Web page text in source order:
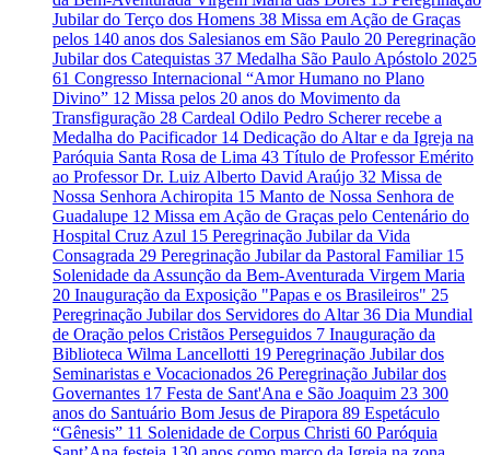
Jubilar do Terço dos Homens 38 Missa em Ação de Graças
pelos 140 anos dos Salesianos em São Paulo 20 Peregrinação
Jubilar dos Catequistas 37 Medalha São Paulo Apóstolo 2025
61 Congresso Internacional “Amor Humano no Plano
Divino” 12 Missa pelos 20 anos do Movimento da
Transfiguração 28 Cardeal Odilo Pedro Scherer recebe a
Medalha do Pacificador 14 Dedicação do Altar e da Igreja na
Paróquia Santa Rosa de Lima 43 Título de Professor Emérito
ao Professor Dr. Luiz Alberto David Araújo 32 Missa de
Nossa Senhora Achiropita 15 Manto de Nossa Senhora de
Guadalupe 12 Missa em Ação de Graças pelo Centenário do
Hospital Cruz Azul 15 Peregrinação Jubilar da Vida
Consagrada 29 Peregrinação Jubilar da Pastoral Familiar 15
Solenidade da Assunção da Bem-Aventurada Virgem Maria
20 Inauguração da Exposição "Papas e os Brasileiros" 25
Peregrinação Jubilar dos Servidores do Altar36 Dia Mundial
de Oração pelos Cristãos Perseguidos 7 Inauguração da
Biblioteca Wilma Lancellotti 19 Peregrinação Jubilar dos
Seminaristas e Vocacionados 26 Peregrinação Jubilar dos
Governantes 17 Festa de Sant'Ana e São Joaquim 23 300
anos do Santuário Bom Jesus de Pirapora 89 Espetáculo
“Gênesis” 11 Solenidade de Corpus Christi 60 Paróquia